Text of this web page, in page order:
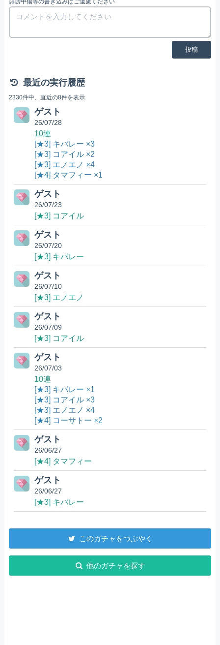
誹謗中傷等の書き込みはご遠慮ください
投稿
最近の実行履歴
2330件中、直近の8件を表示
ゲスト
26/07/28
10連
[★3] キバレー ×3
[★3] コアイル ×2
[★3] エノエノ ×4
[★4] タマフィー ×1
ゲスト
26/07/23
[★3] コアイル
ゲスト
26/07/20
[★3] キバレー
ゲスト
26/07/10
[★3] エノエノ
ゲスト
26/07/09
[★3] コアイル
ゲスト
26/07/03
10連
[★3] キバレー ×1
[★3] コアイル ×3
[★3] エノエノ ×4
[★4] コーサトー ×2
ゲスト
26/06/27
[★4] タマフィー
ゲスト
26/06/27
[★3] キバレー
このガチャをつぶやく
他のガチャを探す